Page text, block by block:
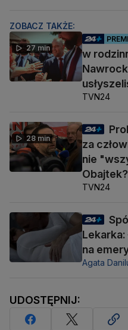
ZOBACZ TAKŻE:
27 min
w
TVN24
28 min
za
nie
Obajtek?
TVN24
na
Agata
UDOSTĘPNIJ: